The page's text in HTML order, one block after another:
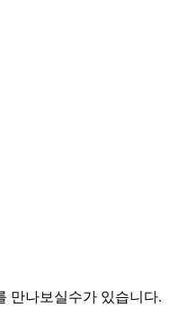
만나보실수가 있습니다.